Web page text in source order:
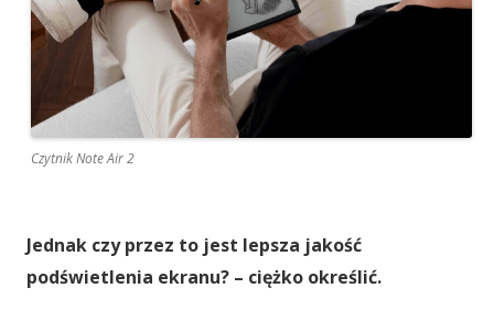
Czytnik Note Air 2
Jednak czy przez to jest lepsza jakość
podświetlenia ekranu? – ciężko określić.